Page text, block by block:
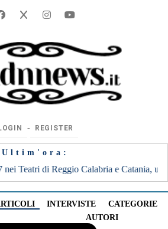
‐ REGISTER
Ultim'ora:
al Sud | 21:36REDEL VIOLA,
INTERVISTE
CATEGORIE
AUTORI